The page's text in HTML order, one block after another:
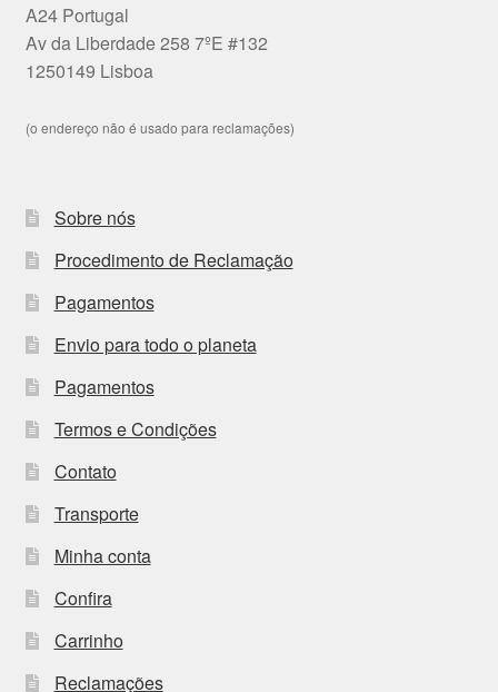
A24 Portugal
Av da Liberdade 258 7ºE #132
1250149 Lisboa
(o endereço não é usado para reclamações)
Sobre nós
Procedimento de Reclamação
Pagamentos
Envio para todo o planeta
Pagamentos
Termos e Condições
Contato
Transporte
Minha conta
Confira
Carrinho
Reclamações